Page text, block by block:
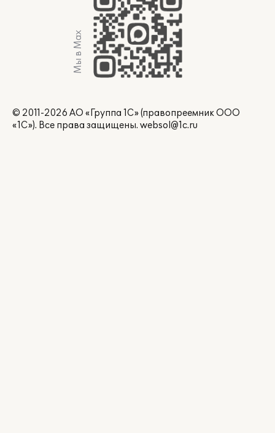
Мы в Max
© 2011-2026 АО «Группа 1С» (правопреемник ООО
«1С»). Все права защищены. websol@1c.ru